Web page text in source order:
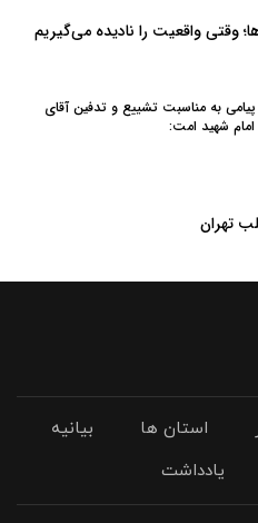
وقتی واقعیت را نادیده می‌گیریم
پیامی به‌ مناسبت تشییع و تدفین آقای
شهید امت:
تهران
استان ها
بیانیه
یادداشت